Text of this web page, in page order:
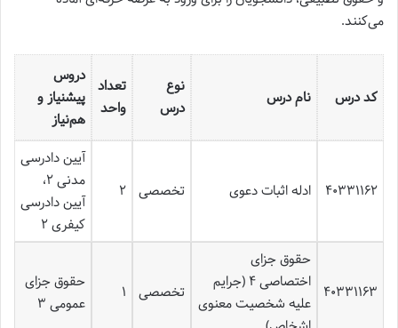
می‌کنند.
کد درس نام درس
نوع
درس
تعداد
واحد
دروس
پیشنیاز و
هم‌نیاز
۴۰۳۳۱۱۶۲ ادله اثبات دعوی تخصصی ۲
آیین دادرسی
مدنی ۲،
آیین دادرسی
کیفری ۲
۴۰۳۳۱۱۶۳
حقوق جزای
اختصاصی ۴ (جرایم
علیه شخصیت معنوی
تخصصی ۱
حقوق جزای
عمومی ۳